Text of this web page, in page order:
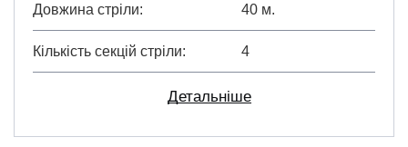
Довжина стріли 40 м.
Кількість секцій стріли 4
Детальніше